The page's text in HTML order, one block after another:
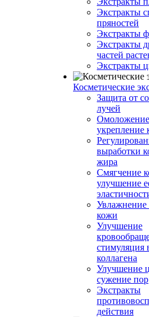
Экстракты
пряностей
Экстракты
Экстракты
частей
Экстракты
Косметические
Защита от
лучей
укрепление
выработки
жира
Смягчение
улучшение
Увлажнение
кожи
Улучшение
стимуляция
коллагена
Улучшение
сужение пор
Экстракты
действия